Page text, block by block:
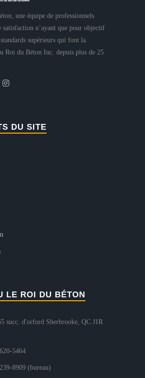
une équipe de professionnels
satisfaction n’ayant que pour objectif
supérieurs qui font la
Roi du Béton Inc. depuis plus de 25
DU SITE
LE ROI DU BÉTON
succ. d'orford Sherbrooke, QC J1R
5464
8909 (bureau)